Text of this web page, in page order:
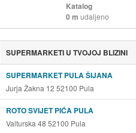
Katalog
0 m udaljeno
SUPERMARKETI U TVOJOJ BLIZINI
SUPERMARKET PULA ŠIJANA
Jurja Žakna 12 52100 Pula
ROTO SVIJET PIĆA PULA
Valturska 48 52100 Pula